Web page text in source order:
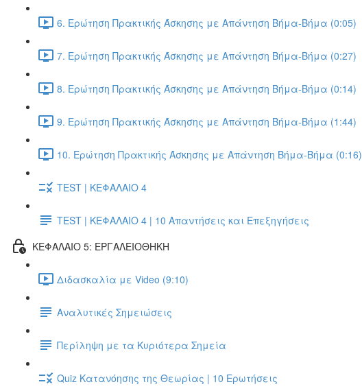
6. Ερώτηση Πρακτικής Άσκησης με Απάντηση Βήμα-Βήμα (0:05)
7. Ερώτηση Πρακτικής Άσκησης με Απάντηση Βήμα-Βήμα (0:27)
8. Ερώτηση Πρακτικής Άσκησης με Απάντηση Βήμα-Βήμα (0:14)
9. Ερώτηση Πρακτικής Άσκησης με Απάντηση Βήμα-Βήμα (1:44)
10. Ερώτηση Πρακτικής Άσκησης με Απάντηση Βήμα-Βήμα (0:16)
TEST | ΚΕΦΑΛΑΙΟ 4
TEST | ΚΕΦΑΛΑΙΟ 4 | 10 Απαντήσεις και Επεξηγήσεις
ΚΕΦΑΛΑΙΟ 5: ΕΡΓΑΛΕΙΟΘΗΚΗ
Διδασκαλία με Video (9:10)
Αναλυτικές Σημειώσεις
Περίληψη με τα Κυριότερα Σημεία
Quiz Κατανόησης της Θεωρίας | 10 Ερωτήσεις